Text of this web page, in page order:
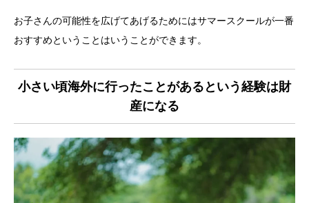
お子さんの可能性を広げてあげるためにはサマースクールが一番
おすすめということはいうことができます。
小さい頃海外に行ったことがあるという経験は財
産になる